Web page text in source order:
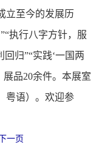
立至今的发展历
执行八字方针，服
归”“实践‘一国两
展品20余件。本展室
粤语）。欢迎参
一页